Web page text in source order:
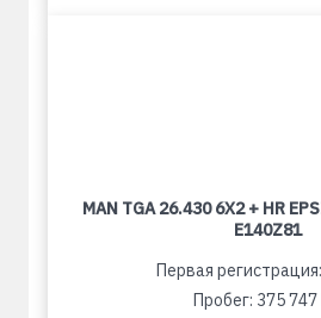
MAN TGA 26.430 6X2 + HR
E140Z81
Первая
Пробег: 375 747